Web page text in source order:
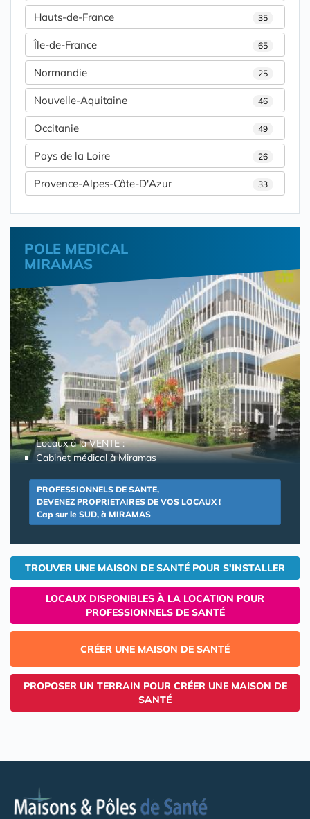
Hauts-de-France 35
Île-de-France 65
Normandie 25
Nouvelle-Aquitaine 46
Occitanie 49
Pays de la Loire 26
Provence-Alpes-Côte-D'Azur 33
POLE MEDICAL
MIRAMAS
Locaux à la VENTE :
Cabinet médical à Miramas
PROFESSIONNELS DE SANTE,
DEVENEZ PROPRIETAIRES DE VOS LOCAUX !
Cap sur le SUD, à MIRAMAS
TROUVER UNE MAISON DE SANTÉ POUR S'INSTALLER
LOCAUX DISPONIBLES À LA LOCATION POUR
PROFESSIONNELS DE SANTÉ
CRÉER UNE MAISON DE SANTÉ
PROPOSER UN TERRAIN POUR CRÉER UNE MAISON DE
SANTÉ